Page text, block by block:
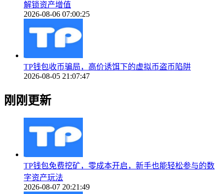
解锁资产增值
2026-08-06 07:00:25
TP钱包收币骗局，高价诱饵下的虚拟币盗币陷阱
2026-08-05 21:07:47
刚刚更新
TP钱包免费挖矿，零成本开启，新手也能轻松参与的数
字资产玩法
2026-08-07 20:21:49